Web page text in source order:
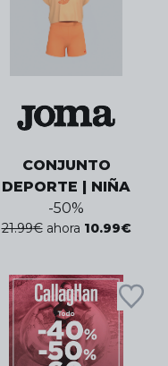
CONJUNTO
DEPORTE | NIÑA
-50%
21.99€ ahora 10.99€